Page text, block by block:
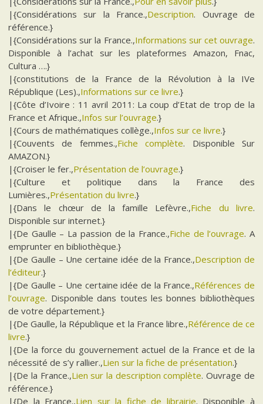
|{Considérations sur la France.,Description. Ouvrage de
référence.}
|{Considérations sur la France.,Informations sur cet ouvrage.
Disponible à l’achat sur les plateformes Amazon, Fnac,
Cultura ….}
|{constitutions de la France de la Révolution à la IVe
République (Les).,Informations sur ce livre.}
|{Côte d’Ivoire : 11 avril 2011: La coup d’Etat de trop de la
France et Afrique.,Infos sur l’ouvrage.}
|{Cours de mathématiques collège.,Infos sur ce livre.}
|{Couvents de femmes.,Fiche complète. Disponible Sur
AMAZON.}
|{Croiser le fer.,Présentation de l’ouvrage.}
|{Culture et politique dans la France des
Lumières.,Présentation du livre.}
|{Dans le chœur de la famille Lefèvre.,Fiche du livre.
Disponible sur internet.}
|{De Gaulle – La passion de la France.,Fiche de l’ouvrage. A
emprunter en bibliothèque.}
|{De Gaulle – Une certaine idée de la France.,Description de
l’éditeur.}
|{De Gaulle – Une certaine idée de la France.,Références de
l’ouvrage. Disponible dans toutes les bonnes bibliothèques
de votre département.}
|{De Gaulle, la République et la France libre.,Référence de ce
livre.}
|{De la force du gouvernement actuel de la France et de la
nécessité de s’y rallier.,Lien sur la fiche de présentation.}
|{De la France.,Lien sur la description complète. Ouvrage de
référence.}
|{De la France.,Lien sur la fiche de librairie. Disponible à